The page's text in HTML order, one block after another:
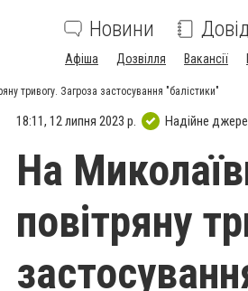
Новини
Афіша Дозвілля Вакансії
тривогу. Загроза застосування "балістики"
18:11, 12 липня 2023 р. Надійне
На
повітряну